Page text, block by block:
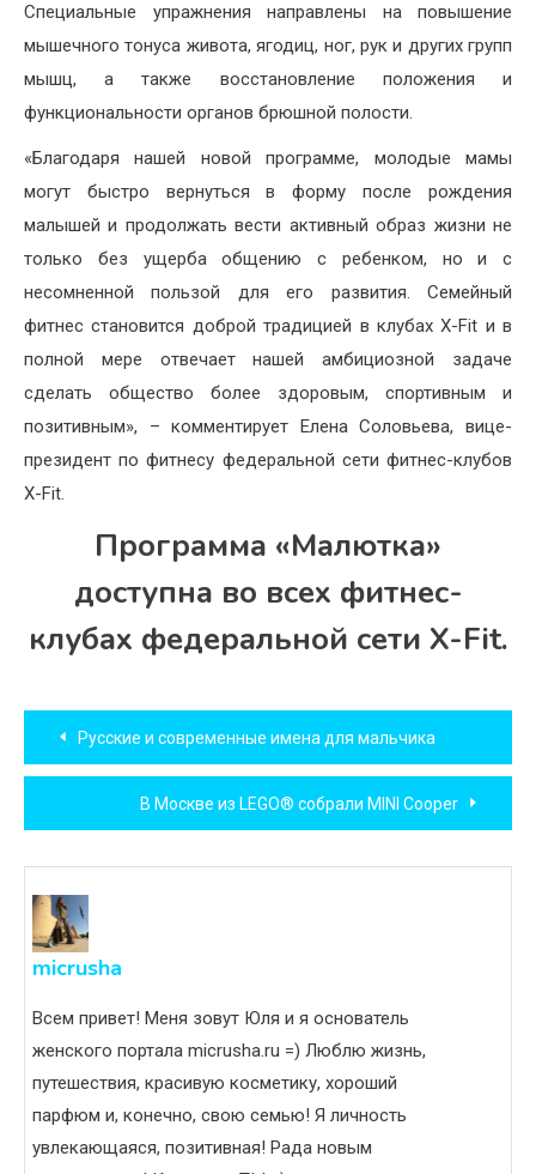
Специальные упражнения направлены на повышение
мышечного тонуса живота, ягодиц, ног, рук и других групп
мышц, а также восстановление положения и
функциональности органов брюшной полости.
«Благодаря нашей новой программе, молодые мамы
могут быстро вернуться в форму после рождения
малышей и продолжать вести активный образ жизни не
только без ущерба общению с ребенком, но и с
несомненной пользой для его развития. Семейный
фитнес становится доброй традицией в клубах X-Fit и в
полной мере отвечает нашей амбициозной задаче
сделать общество более здоровым, спортивным и
позитивным», – комментирует Елена Соловьева, вице-
президент по фитнесу федеральной сети фитнес-клубов
X-Fit.
Программа «Малютка»
доступна во всех фитнес-
клубах федеральной сети X-Fit.
Навигация
по
записям
Русские и современные имена для мальчика
В Москве из LEGO® собрали MINI Cooper
micrusha
Всем привет! Меня зовут Юля и я основатель
женского портала micrusha.ru =) Люблю жизнь,
путешествия, красивую косметику, хороший
парфюм и, конечно, свою семью! Я личность
увлекающаяся, позитивная! Рада новым